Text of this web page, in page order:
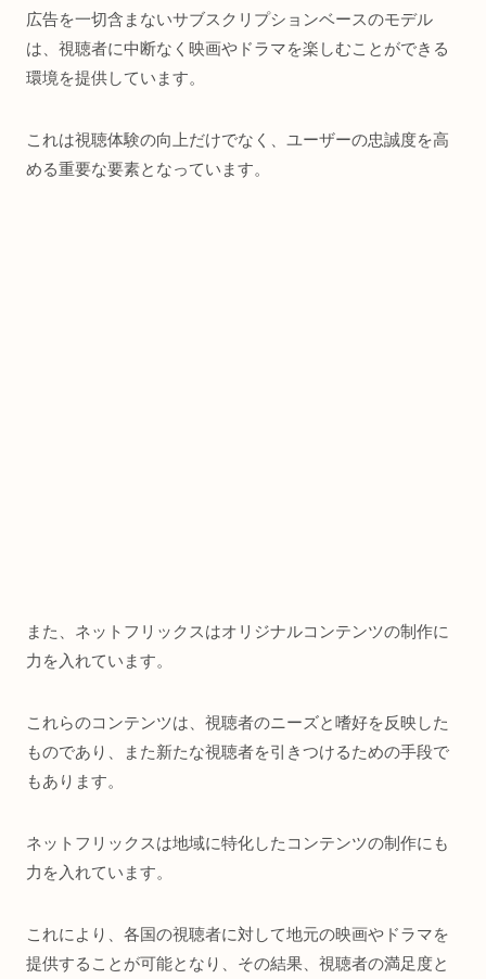
広告を一切含まないサブスクリプションベースのモデル
は、視聴者に中断なく映画やドラマを楽しむことができる
環境を提供しています。
これは視聴体験の向上だけでなく、ユーザーの忠誠度を高
める重要な要素となっています。
また、ネットフリックスはオリジナルコンテンツの制作に
力を入れています。
これらのコンテンツは、視聴者のニーズと嗜好を反映した
ものであり、また新たな視聴者を引きつけるための手段で
もあります。
ネットフリックスは地域に特化したコンテンツの制作にも
力を入れています。
これにより、各国の視聴者に対して地元の映画やドラマを
提供することが可能となり、その結果、視聴者の満足度と